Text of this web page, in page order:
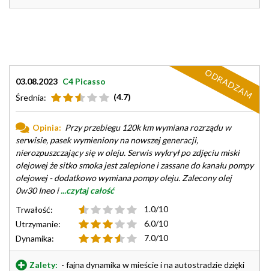
03.08.2023 C4 Picasso
Średnia:
(4.7)
Opinia: Przy przebiegu 120k km wymiana rozrządu w
serwisie, pasek wymieniony na nowszej generacji,
nierozpuszczający się w oleju. Serwis wykrył po zdjęciu miski
olejowej że sitko smoka jest zalepione i zassane do kanału pompy
olejowej - dodatkowo wymiana pompy oleju. Zalecony olej
0w30 Ineo i...czytaj całość
Trwałość:
1.0/10
Utrzymanie:
6.0/10
Dynamika:
7.0/10
Zalety: - fajna dynamika w mieście i na autostradzie dzięki
ODRADZAM